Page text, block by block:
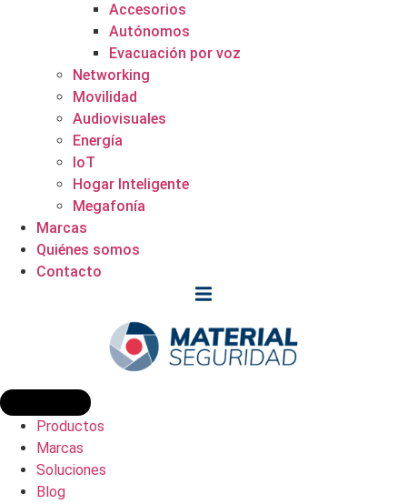
Accesorios
Autónomos
Evacuación por voz
Networking
Movilidad
Audiovisuales
Energía
IoT
Hogar Inteligente
Megafonía
Marcas
Quiénes somos
Contacto
Productos
Marcas
Soluciones
Blog